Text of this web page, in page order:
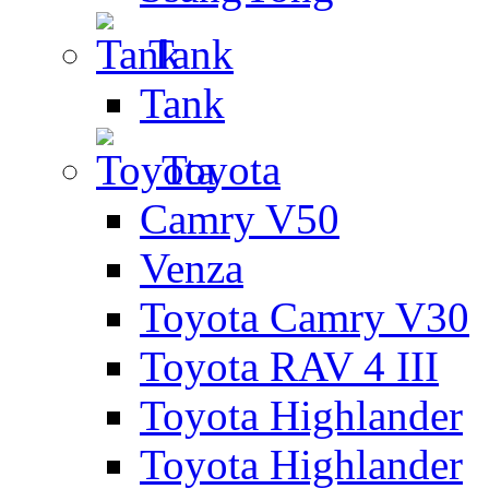
Tank
Tank
Toyota
Camry V50
Venza
Toyota Camry V30
Toyota RAV 4 III
Toyota Highlander
Toyota Highlander